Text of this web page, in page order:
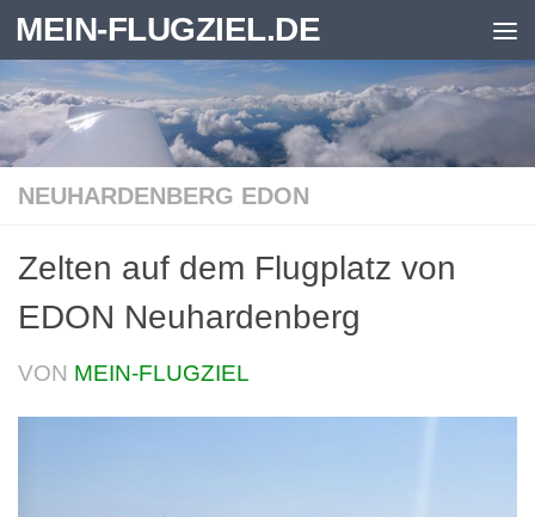
Zum Inhalt springen
MEIN-FLUGZIEL.DE
NEUHARDENBERG EDON
Zelten auf dem Flugplatz von
EDON Neuhardenberg
VON MEIN-FLUGZIEL